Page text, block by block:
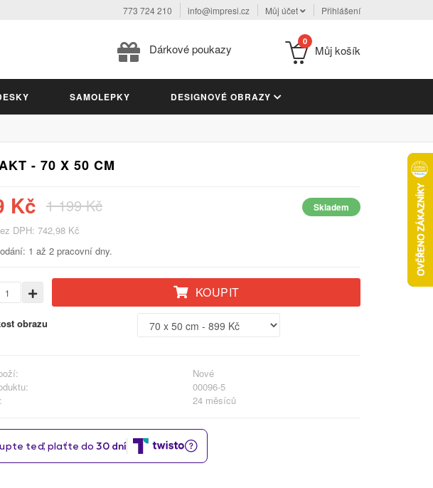
773 724 210 info@impresi.cz Můj účet Přihlášení
Dárkové poukazy
0
Můj košík
SAMOLEPKY DESIGNOVÉ OBRAZY
- 70 X 50 CM
Kč 1 199 Kč Skladem
DPH: 742,98 Kč
1 až 2 pracovní dny.
KOUPIT
obrazu
Nové
00096-5
24 měsíců